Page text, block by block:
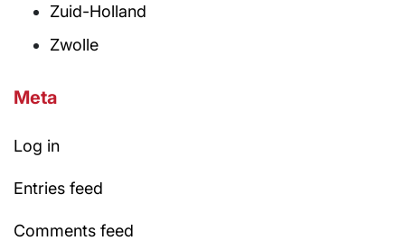
Zuid-Holland
Zwolle
Meta
Log in
Entries feed
Comments feed